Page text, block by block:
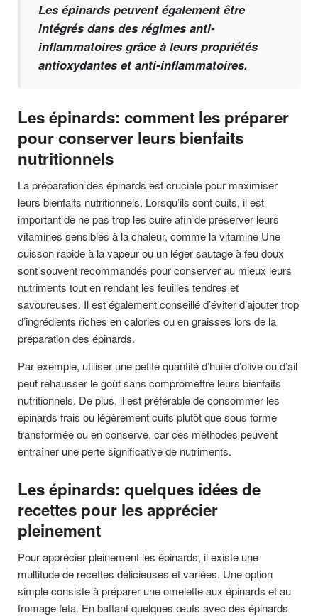
Les épinards peuvent également être
intégrés dans des régimes anti-
inflammatoires grâce à leurs propriétés
antioxydantes et anti-inflammatoires.
Les épinards: comment les préparer
pour conserver leurs bienfaits
nutritionnels
La préparation des épinards est cruciale pour maximiser
leurs bienfaits nutritionnels. Lorsqu’ils sont cuits, il est
important de ne pas trop les cuire afin de préserver leurs
vitamines sensibles à la chaleur, comme la vitamine Une
cuisson rapide à la vapeur ou un léger sautage à feu doux
sont souvent recommandés pour conserver au mieux leurs
nutriments tout en rendant les feuilles tendres et
savoureuses. Il est également conseillé d’éviter d’ajouter trop
d’ingrédients riches en calories ou en graisses lors de la
préparation des épinards.
Par exemple, utiliser une petite quantité d’huile d’olive ou d’ail
peut rehausser le goût sans compromettre leurs bienfaits
nutritionnels. De plus, il est préférable de consommer les
épinards frais ou légèrement cuits plutôt que sous forme
transformée ou en conserve, car ces méthodes peuvent
entraîner une perte significative de nutriments.
Les épinards: quelques idées de
recettes pour les apprécier
pleinement
Pour apprécier pleinement les épinards, il existe une
multitude de recettes délicieuses et variées. Une option
simple consiste à préparer une omelette aux épinards et au
fromage feta. En battant quelques œufs avec des épinards